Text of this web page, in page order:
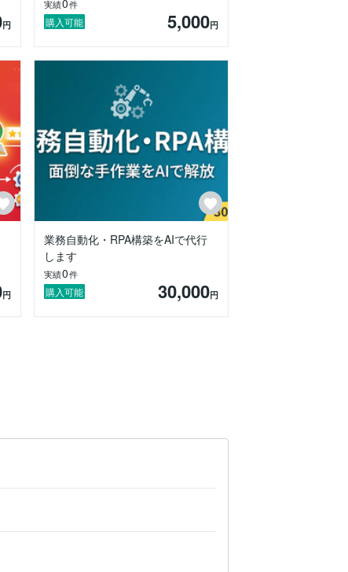
円
実績0件
購入可能 5,000円
円
業務自動化・RPA構築をAIで代行
します
実績0件
購入可能 30,000円